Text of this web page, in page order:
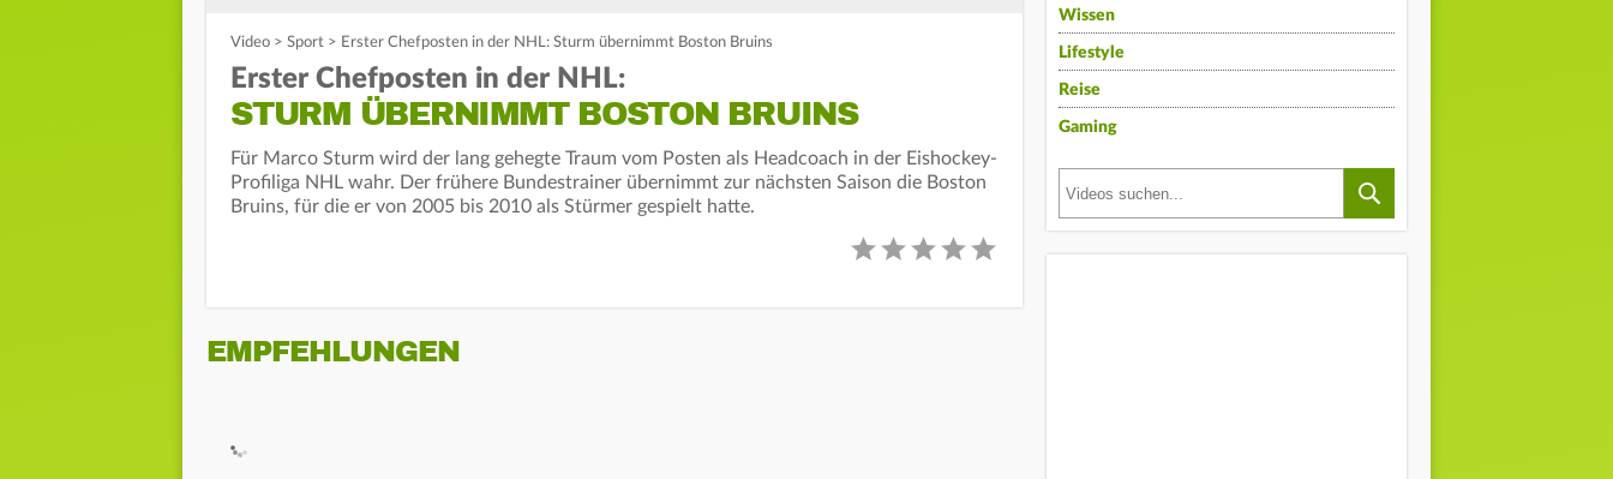
Video > Sport > Erster Chefposten in der NHL: Sturm übernimmt Boston Bruins
Erster Chefposten in der NHL:
STURM ÜBERNIMMT BOSTON BRUINS
Für Marco Sturm wird der lang gehegte Traum vom Posten als Headcoach in der Eishockey-
Profiliga NHL wahr. Der frühere Bundestrainer übernimmt zur nächsten Saison die Boston
Bruins, für die er von 2005 bis 2010 als Stürmer gespielt hatte.
EMPFEHLUNGEN
Wissen
Lifestyle
Reise
Gaming